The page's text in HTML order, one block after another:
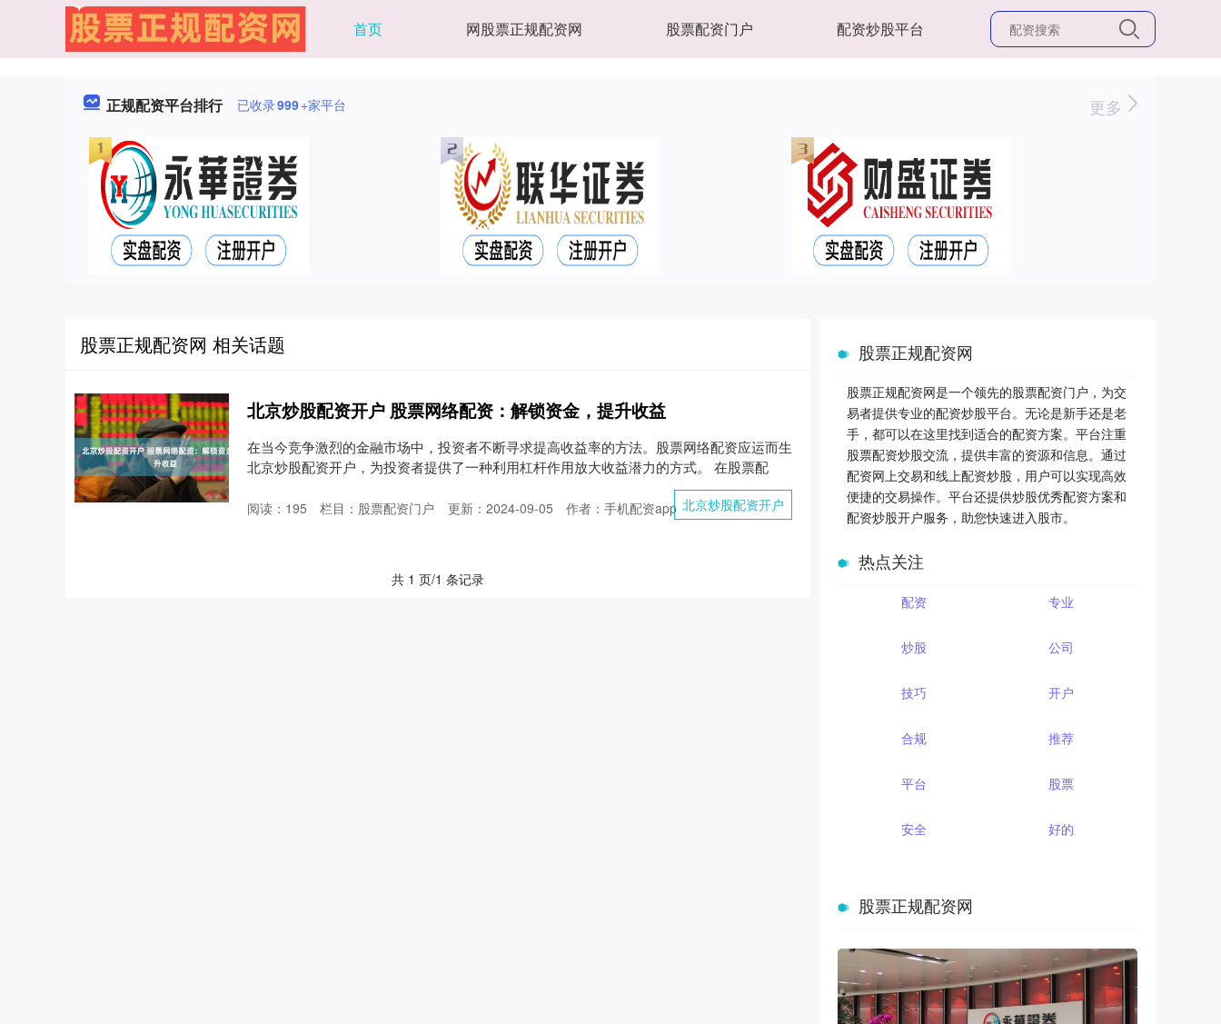
首页 网股票正规配资网 股票配资门户 配资炒股平台
正规配资平台排行 已收录999+家平台 更多
股票正规配资网 相关话题
北京炒股配资开户 股票网络配资：解锁资金，提升收益
在当今竞争激烈的金融市场中，投资者不断寻求提高收益率的方法。股票网络配资应运而生
北京炒股配资开户，为投资者提供了一种利用杠杆作用放大收益潜力的方式。 在股票配
北京炒股配资开户
更新：2024-09-05 作者：手机配资app
阅读： 195 栏目： 股票配资门户
共 1 页/1 条记录
股票正规配资网
股票正规配资网是一个领先的股票配资门户，为交
易者提供专业的配资炒股平台。无论是新手还是老
手，都可以在这里找到适合的配资方案。平台注重
股票配资炒股交流，提供丰富的资源和信息。通过
配资网上交易和线上配资炒股，用户可以实现高效
便捷的交易操作。平台还提供炒股优秀配资方案和
配资炒股开户服务，助您快速进入股市。
热点关注
配资 专业
炒股 公司
技巧 开户
合规 推荐
平台 股票
安全 好的
股票正规配资网